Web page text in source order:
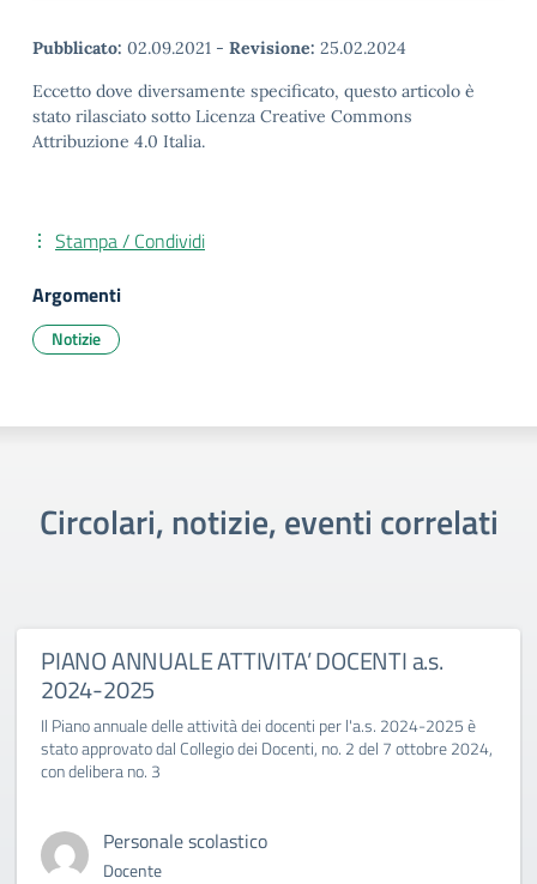
Pubblicato: 02.09.2021 - Revisione: 25.02.2024
Eccetto dove diversamente specificato, questo articolo è
stato rilasciato sotto Licenza Creative Commons
Attribuzione 4.0 Italia.
Stampa / Condividi
Argomenti
Notizie
Circolari, notizie, eventi correlati
PIANO ANNUALE ATTIVITA’ DOCENTI a.s.
2024-2025
Il Piano annuale delle attività dei docenti per l'a.s. 2024-2025 è
stato approvato dal Collegio dei Docenti, no. 2 del 7 ottobre 2024,
con delibera no. 3
Personale scolastico
Docente